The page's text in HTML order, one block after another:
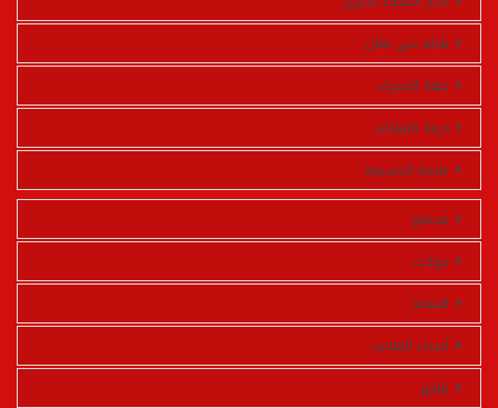
تادلة بني ملال
جهة الصحراء
درعة تافيلالت
طنجة الحسيمة
مجتمع
حوادث
اقتصاد
أصداء الملاعب
تقارير